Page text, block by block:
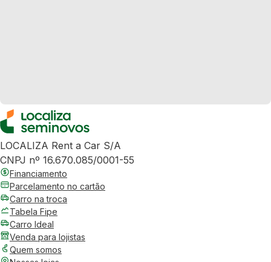
LOCALIZA Rent a Car S/A
CNPJ nº 16.670.085/0001-55
Financiamento
Parcelamento no cartão
Carro na troca
Tabela Fipe
Carro Ideal
Venda para lojistas
Quem somos